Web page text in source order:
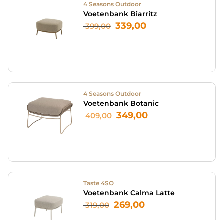
4 Seasons Outdoor
Voetenbank Biarritz
399,00 339,00
4 Seasons Outdoor
Voetenbank Botanic
409,00 349,00
Taste 4SO
Voetenbank Calma Latte
319,00 269,00